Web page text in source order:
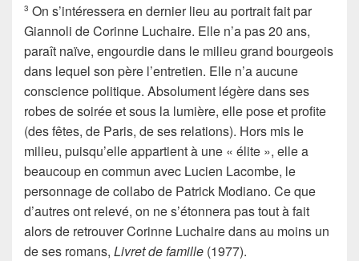
3 On s’intéressera en dernier lieu au portrait fait par
Giannoli de Corinne Luchaire. Elle n’a pas 20 ans,
paraît naïve, engourdie dans le milieu grand bourgeois
dans lequel son père l’entretien. Elle n’a aucune
conscience politique. Absolument légère dans ses
robes de soirée et sous la lumière, elle pose et profite
(des fêtes, de Paris, de ses relations). Hors mis le
milieu, puisqu’elle appartient à une « élite », elle a
beaucoup en commun avec Lucien Lacombe, le
personnage de collabo de Patrick Modiano. Ce que
d’autres ont relevé, on ne s’étonnera pas tout à fait
alors de retrouver Corinne Luchaire dans au moins un
de ses romans, Livret de famille (1977).